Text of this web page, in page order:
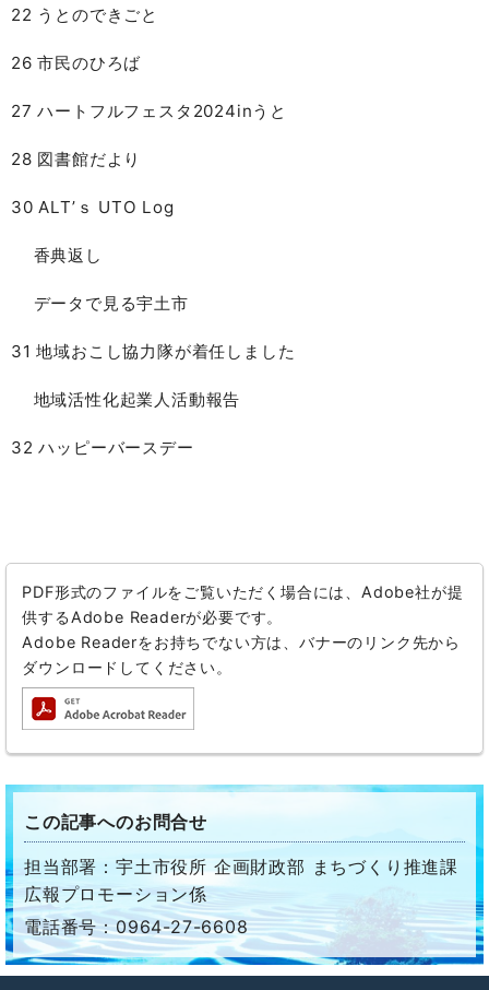
22 うとのできごと
26 市民のひろば
27 ハートフルフェスタ2024inうと
28 図書館だより
30 ALT’ｓ UTO Log
香典返し
データで見る宇土市
31 地域おこし協力隊が着任しました
地域活性化起業人活動報告
32 ハッピーバースデー
PDF形式のファイルをご覧いただく場合には、Adobe社が提
供するAdobe Readerが必要です。
Adobe Readerをお持ちでない方は、バナーのリンク先から
ダウンロードしてください。
この記事へのお問合せ
担当部署：宇土市役所 企画財政部 まちづくり推進課
広報プロモーション係
電話番号：0964-27-6608